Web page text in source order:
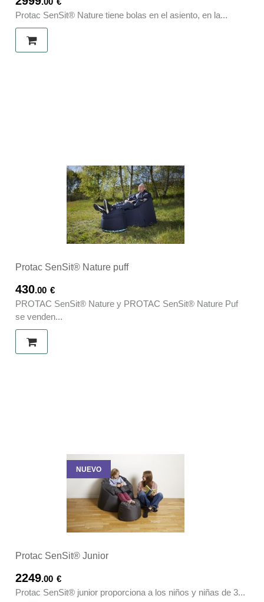
Protac SenSit® Nature tiene bolas en el asiento, en la...
Protac SenSit® Nature puff
430.00 €
PROTAC SenSit® Nature y PROTAC SenSit® Nature Puf
se venden...
NUEVO
Protac SenSit® Junior
2249.00 €
Protac SenSit® junior proporciona a los niños y niñas de 3...